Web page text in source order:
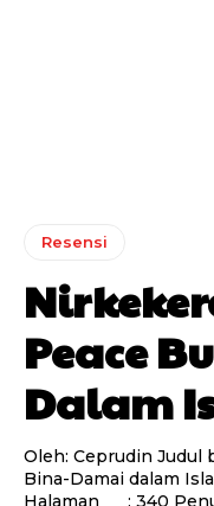
Resensi
Peace
Dalam
Oleh: Ceprudin
Bina-Damai dalam
Halaman : 340